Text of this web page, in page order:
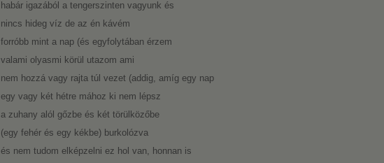
habár igazából a tengerszinten vagyunk és
nincs hideg víz de az én kávém
forróbb mint a nap (és egyfolytában érzem
valami olyasmi körül utazom ami
nem hozzá vagy rajta túl vezet (addig, amíg egy nap
egy vagy két hétre mához ki nem lépsz
a zuhany alól gőzbe és két törülközőbe
(egy fehér és egy kékbe) burkolózva
és nem tudom elképzelni ez hol van, honnan is